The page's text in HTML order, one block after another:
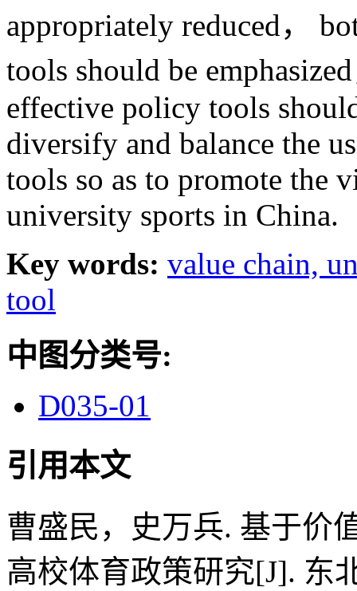
appropriately reduced，
tools should be
effective policy tools
diversify and balance the
tools so as to promote the
university sports in China.
Key words: value chain,
tool
中图分类号:
D035-01
引用本文
曹盛民，史万兵. 基于价
高校体育政策研究[J]. 东